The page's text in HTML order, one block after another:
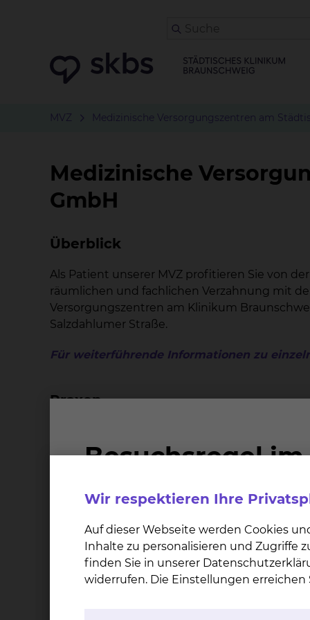
MVZ Medizinische Versorgungszentren am
Medizinische
GmbH
Überblick
Als Patient unserer MVZ profitieren Sie von
räumlichen und fachlichen Verzahnung mit
Versorgungszentren am Klinikum
Salzdahlumer Straße.
Für weiterführende Informationen zu
Praxen
Standort Salzdahlumer Straße
Fichtengrund 1, 38126 Braunschweig
Tel.:+49 531 595 2368
Fax: +49 531 595 2786
Per E-Mail kontaktieren
Wir respektieren Ihre
Auf dieser Webseite werden Cookies
Inhalte zu personalisieren und Zugriffe
finden Sie in unserer
widerrufen. Die Einstellungen